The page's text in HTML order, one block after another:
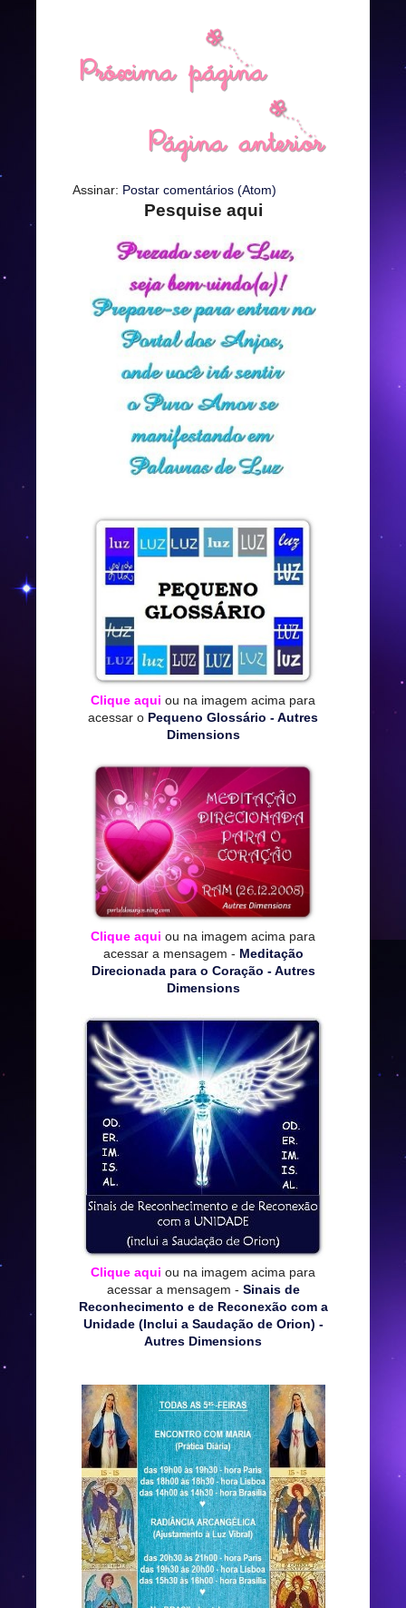
Assinar: Postar comentários (Atom)
Pesquise aqui
Clique aqui ou na imagem acima para
acessar o Pequeno Glossário - Autres
Dimensions
Clique aqui ou na imagem acima para
acessar a mensagem - Meditação
Direcionada para o Coração - Autres
Dimensions
Clique aqui ou na imagem acima para
acessar a mensagem - Sinais de
Reconhecimento e de Reconexão com a
Unidade (Inclui a Saudação de Orion) -
Autres Dimensions